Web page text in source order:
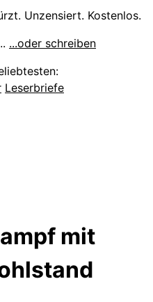
Unzensiert. Kostenlos.
...oder schreiben
Leserbriefe
mit